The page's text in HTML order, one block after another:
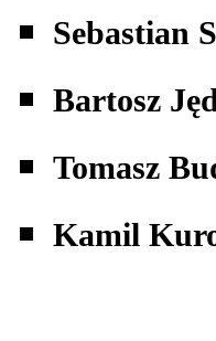
Sebastian
Bartosz
Tomasz
Kamil